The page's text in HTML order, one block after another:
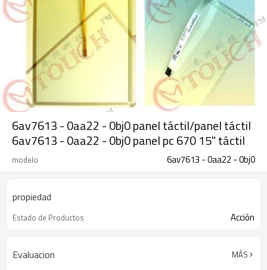
6av7613 - 0aa22 - 0bj0 panel táctil/panel táctil
6av7613 - 0aa22 - 0bj0 panel pc 670 15" táctil
modelo 6av7613 - 0aa22 - 0bj0
propiedad
Estado de Productos Acción
Evaluacion MÁS